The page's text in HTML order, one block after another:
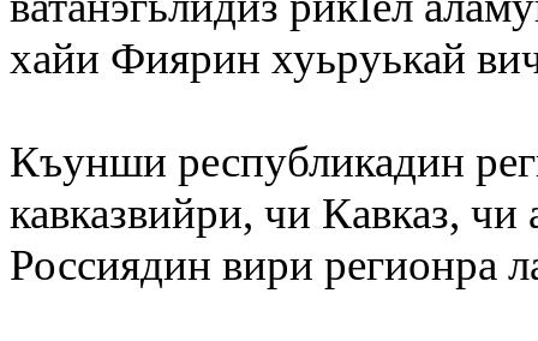
хайи Фиярин хуьруькай
Къунши республикадин
кавказвийри, чи Кавказ, чи
Россиядин вири регионра